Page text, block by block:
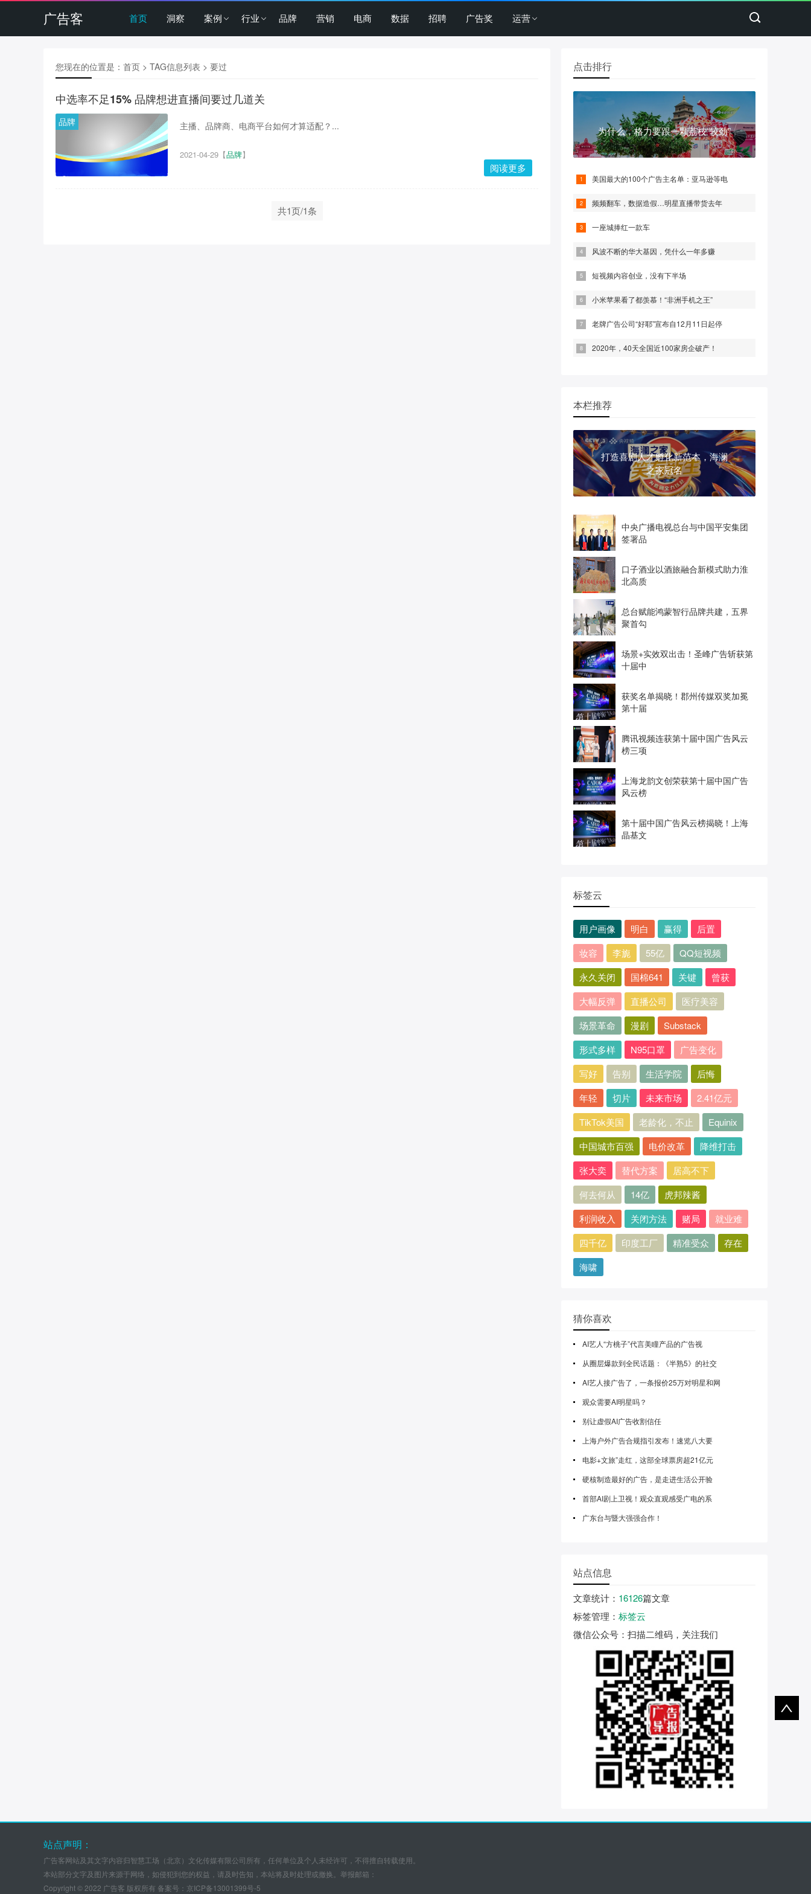
广告客 首页 洞察 案例 行业 品牌 营销 电商 数据 招聘 广告奖 运营
您现在的位置是： 首页 > TAG信息列表 > 要过
中选率不足15% 品牌想进直播间要过几道关
品牌 主播、品牌商、电商平台如何才算适配？...
2021-04-29【品牌】
阅读更多
共1页/1条
点击排行
为什么，格力要跟一颗荔枝“较劲”
美国最大的100个广告主名单：亚马逊等电
频频翻车，数据造假…明星直播带货去年
一座城捧红一款车
风波不断的华大基因，凭什么一年多赚
短视频内容创业，没有下半场
小米苹果看了都羡慕！“非洲手机之王”
老牌广告公司“好耶”宣布自12月11日起停
2020年，40天全国近100家房企破产！
本栏推荐
打造喜剧人才孵化新范本，海澜
之家冠名
中央广播电视总台与中国平安集团
签署品
口子酒业以酒旅融合新模式助力淮
北高质
总台赋能鸿蒙智行品牌共建，五界
聚首勾
场景+实效双出击！圣峰广告斩获第
十届中
获奖名单揭晓！郡州传媒双奖加冕
第十届
腾讯视频连获第十届中国广告风云
榜三项
上海龙韵文创荣获第十届中国广告
风云榜
第十届中国广告风云榜揭晓！上海
晶基文
标签云
用户画像 明白 赢得
后置
妆容
李旎 55亿
QQ短视频
永久关闭
国棉641 关键
曾获
大幅反弹
直播公司
医疗美容
场景革命
漫剧
Substack
形式多样
N95口罩
广告变化
写好
告别 生活学院
后悔
年轻
切片 未来市场
2.41亿元
TikTok美国
老龄化，不止
Equinix
中国城市百强
电价改革
降维打击
张大奕
替代方案
居高不下
何去何从
14亿
虎邦辣酱
利润收入
关闭方法 赌局
就业难
四千亿
印度工厂 精准受众
存在
海啸
猜你喜欢
AI艺人“方桃子”代言美瞳产品的广告视
从圈层爆款到全民话题：《半熟5》的社交
AI艺人接广告了，一条报价25万对明星和网
观众需要AI明星吗？
别让虚假AI广告收割信任
上海户外广告合规指引发布！速览八大要
电影+文旅”走红，这部全球票房超21亿元
硬核制造最好的广告，是走进生活公开验
首部AI剧上卫视！观众直观感受广电的系
广东台与暨大强强合作！
站点信息
文章统计 ： 16126篇文章
标签管理 ： 标签云
微信公众号 ：扫描二维码，关注我们
站点声明：
广告客网站及其文字内容归智慧工场（北京）文化传媒有限公司所有，任何单位及个人未经许可，不得擅自转载使用。
本站部分文字及图片来源于网络，如侵犯到您的权益，请及时告知，本站将及时处理或撤换。举报邮箱：
Copyright © 2022 广告客 版权所有 备案号： 京ICP备13001399号-5